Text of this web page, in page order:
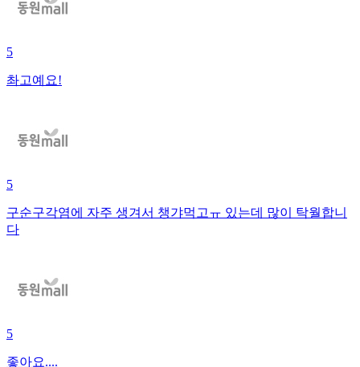
5
촤고예요!
5
구순구각염에 자주 생겨서 챙갸먹고ㅠ 있는데 많이 탁월합니
다
5
좋아요....